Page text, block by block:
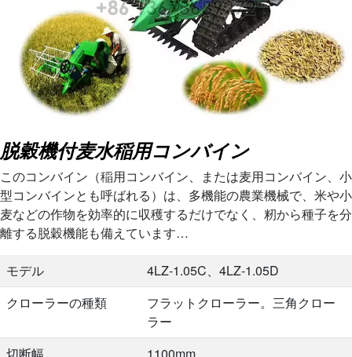
脱穀機付麦水稲用コンバイン
このコンバイン（稲用コンバイン、または麦用コンバイン、小
型コンバインとも呼ばれる）は、多機能の農業機械で、米や小
麦などの作物を効率的に収穫するだけでなく、籾から種子を分
離する脱穀機能も備えています…
モデル
4LZ-1.05C、4LZ-1.05D
クローラーの種類
フラットクローラー。三角クロー
ラー